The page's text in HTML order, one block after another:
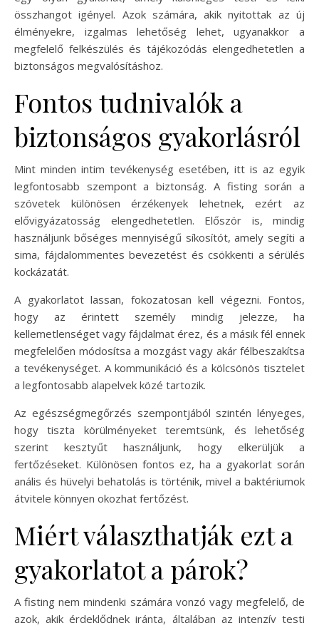
összhangot igényel. Azok számára, akik nyitottak az új
élményekre, izgalmas lehetőség lehet, ugyanakkor a
megfelelő felkészülés és tájékozódás elengedhetetlen a
biztonságos megvalósításhoz.
Fontos tudnivalók a
biztonságos gyakorlásról
Mint minden intim tevékenység esetében, itt is az egyik
legfontosabb szempont a biztonság. A fisting során a
szövetek különösen érzékenyek lehetnek, ezért az
elővigyázatosság elengedhetetlen. Először is, mindig
használjunk bőséges mennyiségű síkosítót, amely segíti a
sima, fájdalommentes bevezetést és csökkenti a sérülés
kockázatát.
A gyakorlatot lassan, fokozatosan kell végezni. Fontos,
hogy az érintett személy mindig jelezze, ha
kellemetlenséget vagy fájdalmat érez, és a másik fél ennek
megfelelően módosítsa a mozgást vagy akár félbeszakítsa
a tevékenységet. A kommunikáció és a kölcsönös tisztelet
a legfontosabb alapelvek közé tartozik.
Az egészségmegőrzés szempontjából szintén lényeges,
hogy tiszta körülményeket teremtsünk, és lehetőség
szerint kesztyűt használjunk, hogy elkerüljük a
fertőzéseket. Különösen fontos ez, ha a gyakorlat során
anális és hüvelyi behatolás is történik, mivel a baktériumok
átvitele könnyen okozhat fertőzést.
Miért választhatják ezt a
gyakorlatot a párok?
A fisting nem mindenki számára vonzó vagy megfelelő, de
azok, akik érdeklődnek iránta, általában az intenzív testi